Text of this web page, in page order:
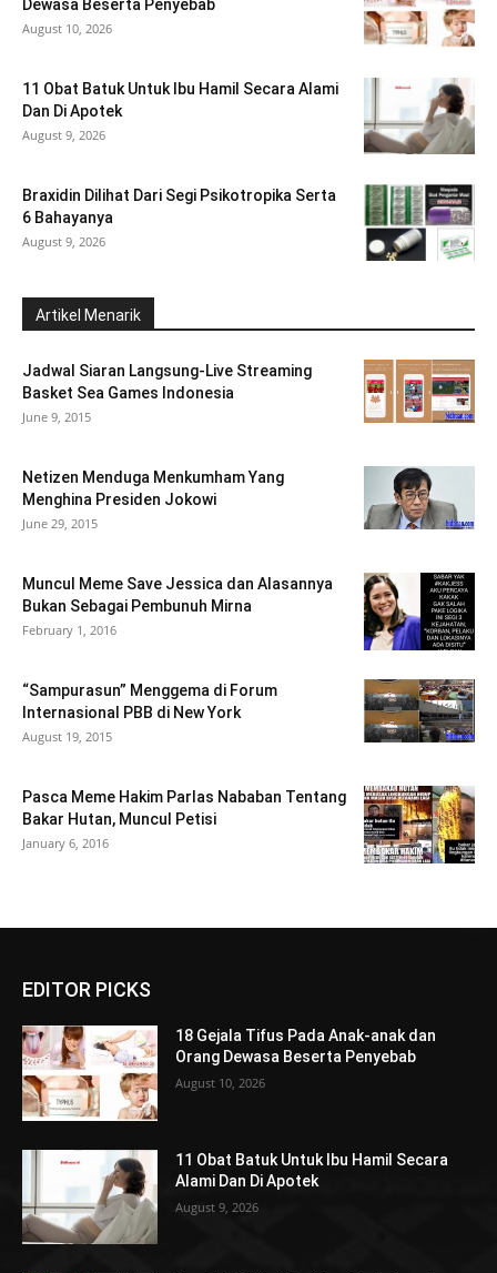
Dewasa Beserta Penyebab
August 10, 2026
11 Obat Batuk Untuk Ibu Hamil Secara Alami
Dan Di Apotek
August 9, 2026
Braxidin Dilihat Dari Segi Psikotropika Serta
6 Bahayanya
August 9, 2026
Artikel Menarik
Jadwal Siaran Langsung-Live Streaming
Basket Sea Games Indonesia
June 9, 2015
Netizen Menduga Menkumham Yang
Menghina Presiden Jokowi
June 29, 2015
Muncul Meme Save Jessica dan Alasannya
Bukan Sebagai Pembunuh Mirna
February 1, 2016
“Sampurasun” Menggema di Forum
Internasional PBB di New York
August 19, 2015
Pasca Meme Hakim Parlas Nababan Tentang
Bakar Hutan, Muncul Petisi
January 6, 2016
EDITOR PICKS
18 Gejala Tifus Pada Anak-anak dan
Orang Dewasa Beserta Penyebab
August 10, 2026
11 Obat Batuk Untuk Ibu Hamil Secara
Alami Dan Di Apotek
August 9, 2026